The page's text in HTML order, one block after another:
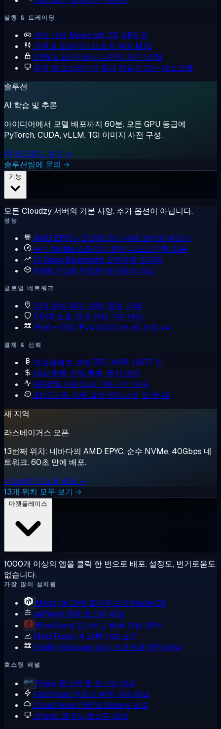
실행 & 트레이딩
게임 서버 Minecraft, CS, ARK 등
외환 & 트레이딩 브로커 옆의 MT5
VPN & 프라이버시 나만의 개인 VPN
원격 워크스테이션 절대 잠들지 않는 데스크톱
솔루션
AI 학습 및 추론
아이디어에서 모델 배포까지 60분. 모든 GPU 등급에
PyTorch, CUDA, vLLM, TGI 이미지 사전 구성.
AI 워크로드 보기 →
솔루션팀에 문의 →
모든 Cloudzy 서버의 기본 사양. 추가 옵션이 아닙니다.
성능
AMD EPYC + DDR5 최신 세대 코어와 메모리
순수 NVMe 스토리지 회전 디스크 전혀 없음
10 Gbps Bandwidth 고처리량 요금제
KVM 가상화 진정한 하드웨어 격리
글로벌 네트워크
13개 위치 북미, 유럽, 중동, 아태
DDoS 보호 공격 완화 기본 내장
IPv6 + 전용 IPv4 네이티브 v6, 전용 v4
결제 & 신뢰
암호화폐로 결제 BTC, XMR, USDT 등
14일 환불 전액 환불, 묻지 않음
99.95% 가동 SLA 가동 시간 약속
24/7 사람 지원 실제 엔지니어, 몇 분 내
새 지역
라스베이거스 오픈
13번째 위치: 네바다의 AMD EPYC, 순수 NVMe, 40Gbps 네
트워크. 60초 만에 배포.
라스베이거스에 배포 →
13개 위치 모두 보기 →
1000개 이상의 앱을 클릭 한 번으로 배포. 설정도, 번거로움도
없습니다.
가장 많이 설치됨
MikroTik CHR 클라우드의 RouterOS
aaPanel 경량 호스팅 패널
WireGuard 모던하고 빠른 커널 VPN
MetaTrader 4 외환 거래 표준
Hiddify Manager 멀티 프로토콜 VPN 패널
호스팅 패널
Plesk 풀스택 웹 호스팅 패널
FastPanel 무료의 빠른 서버 패널
CloudPanel PHP & Node.js 패널
cPanel 클래식 호스팅 패널